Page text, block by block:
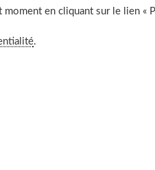
en cliquant sur le lien «
.